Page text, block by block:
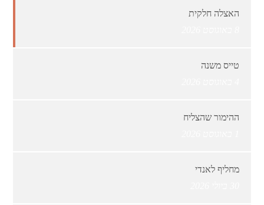
האצלה חלקית
טייס משנה
ההימור שהצליח
מחליף לאנדי